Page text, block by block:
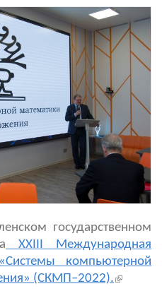
государственном
XXIII Международная
компьютерной
(СКМП–2022).